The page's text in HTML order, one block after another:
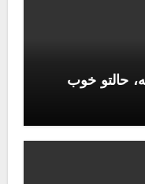
حالتو خوب